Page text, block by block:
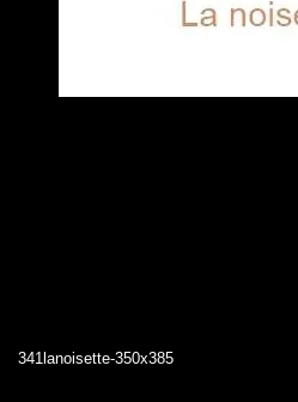
341lanoisette-350x385